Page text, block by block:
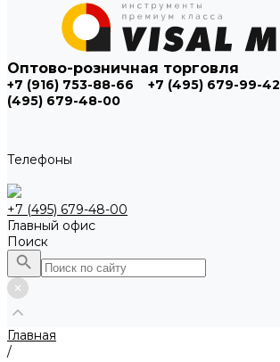
Оптово-розничная торговля
+7 (916) 753-88-66 +7 (495) 679-99-42
(495) 679-48-00
Телефоны
+7 (495) 679-48-00
Главный офис
Поиск
Главная
/